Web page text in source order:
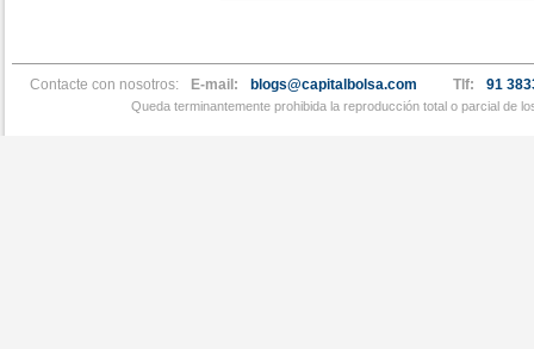
Contacte con nosotros: E-mail: blogs@capitalbolsa.com Tlf: 91
Queda terminantemente prohibida la reproducción total o parcial de